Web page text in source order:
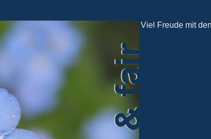
Viel Freude mit